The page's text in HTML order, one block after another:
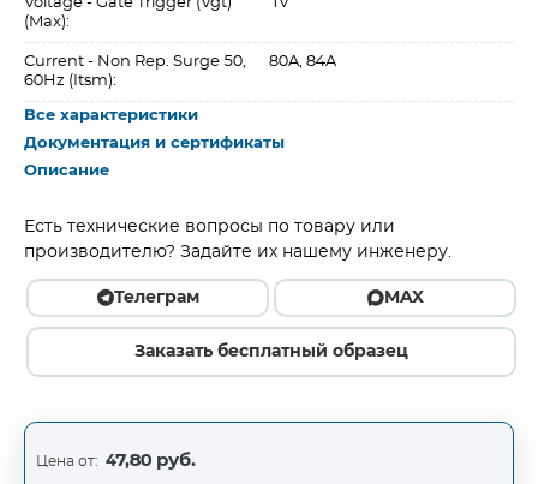
(Max):
Current - Non Rep. Surge 50,
60Hz (Itsm):
80A, 84A
Все характеристики
Документация и сертификаты
Описание
Есть технические вопросы по товару или
производителю? Задайте их нашему инженеру.
Телеграм MAX
Заказать бесплатный образец
Цена от: 47,80 руб.